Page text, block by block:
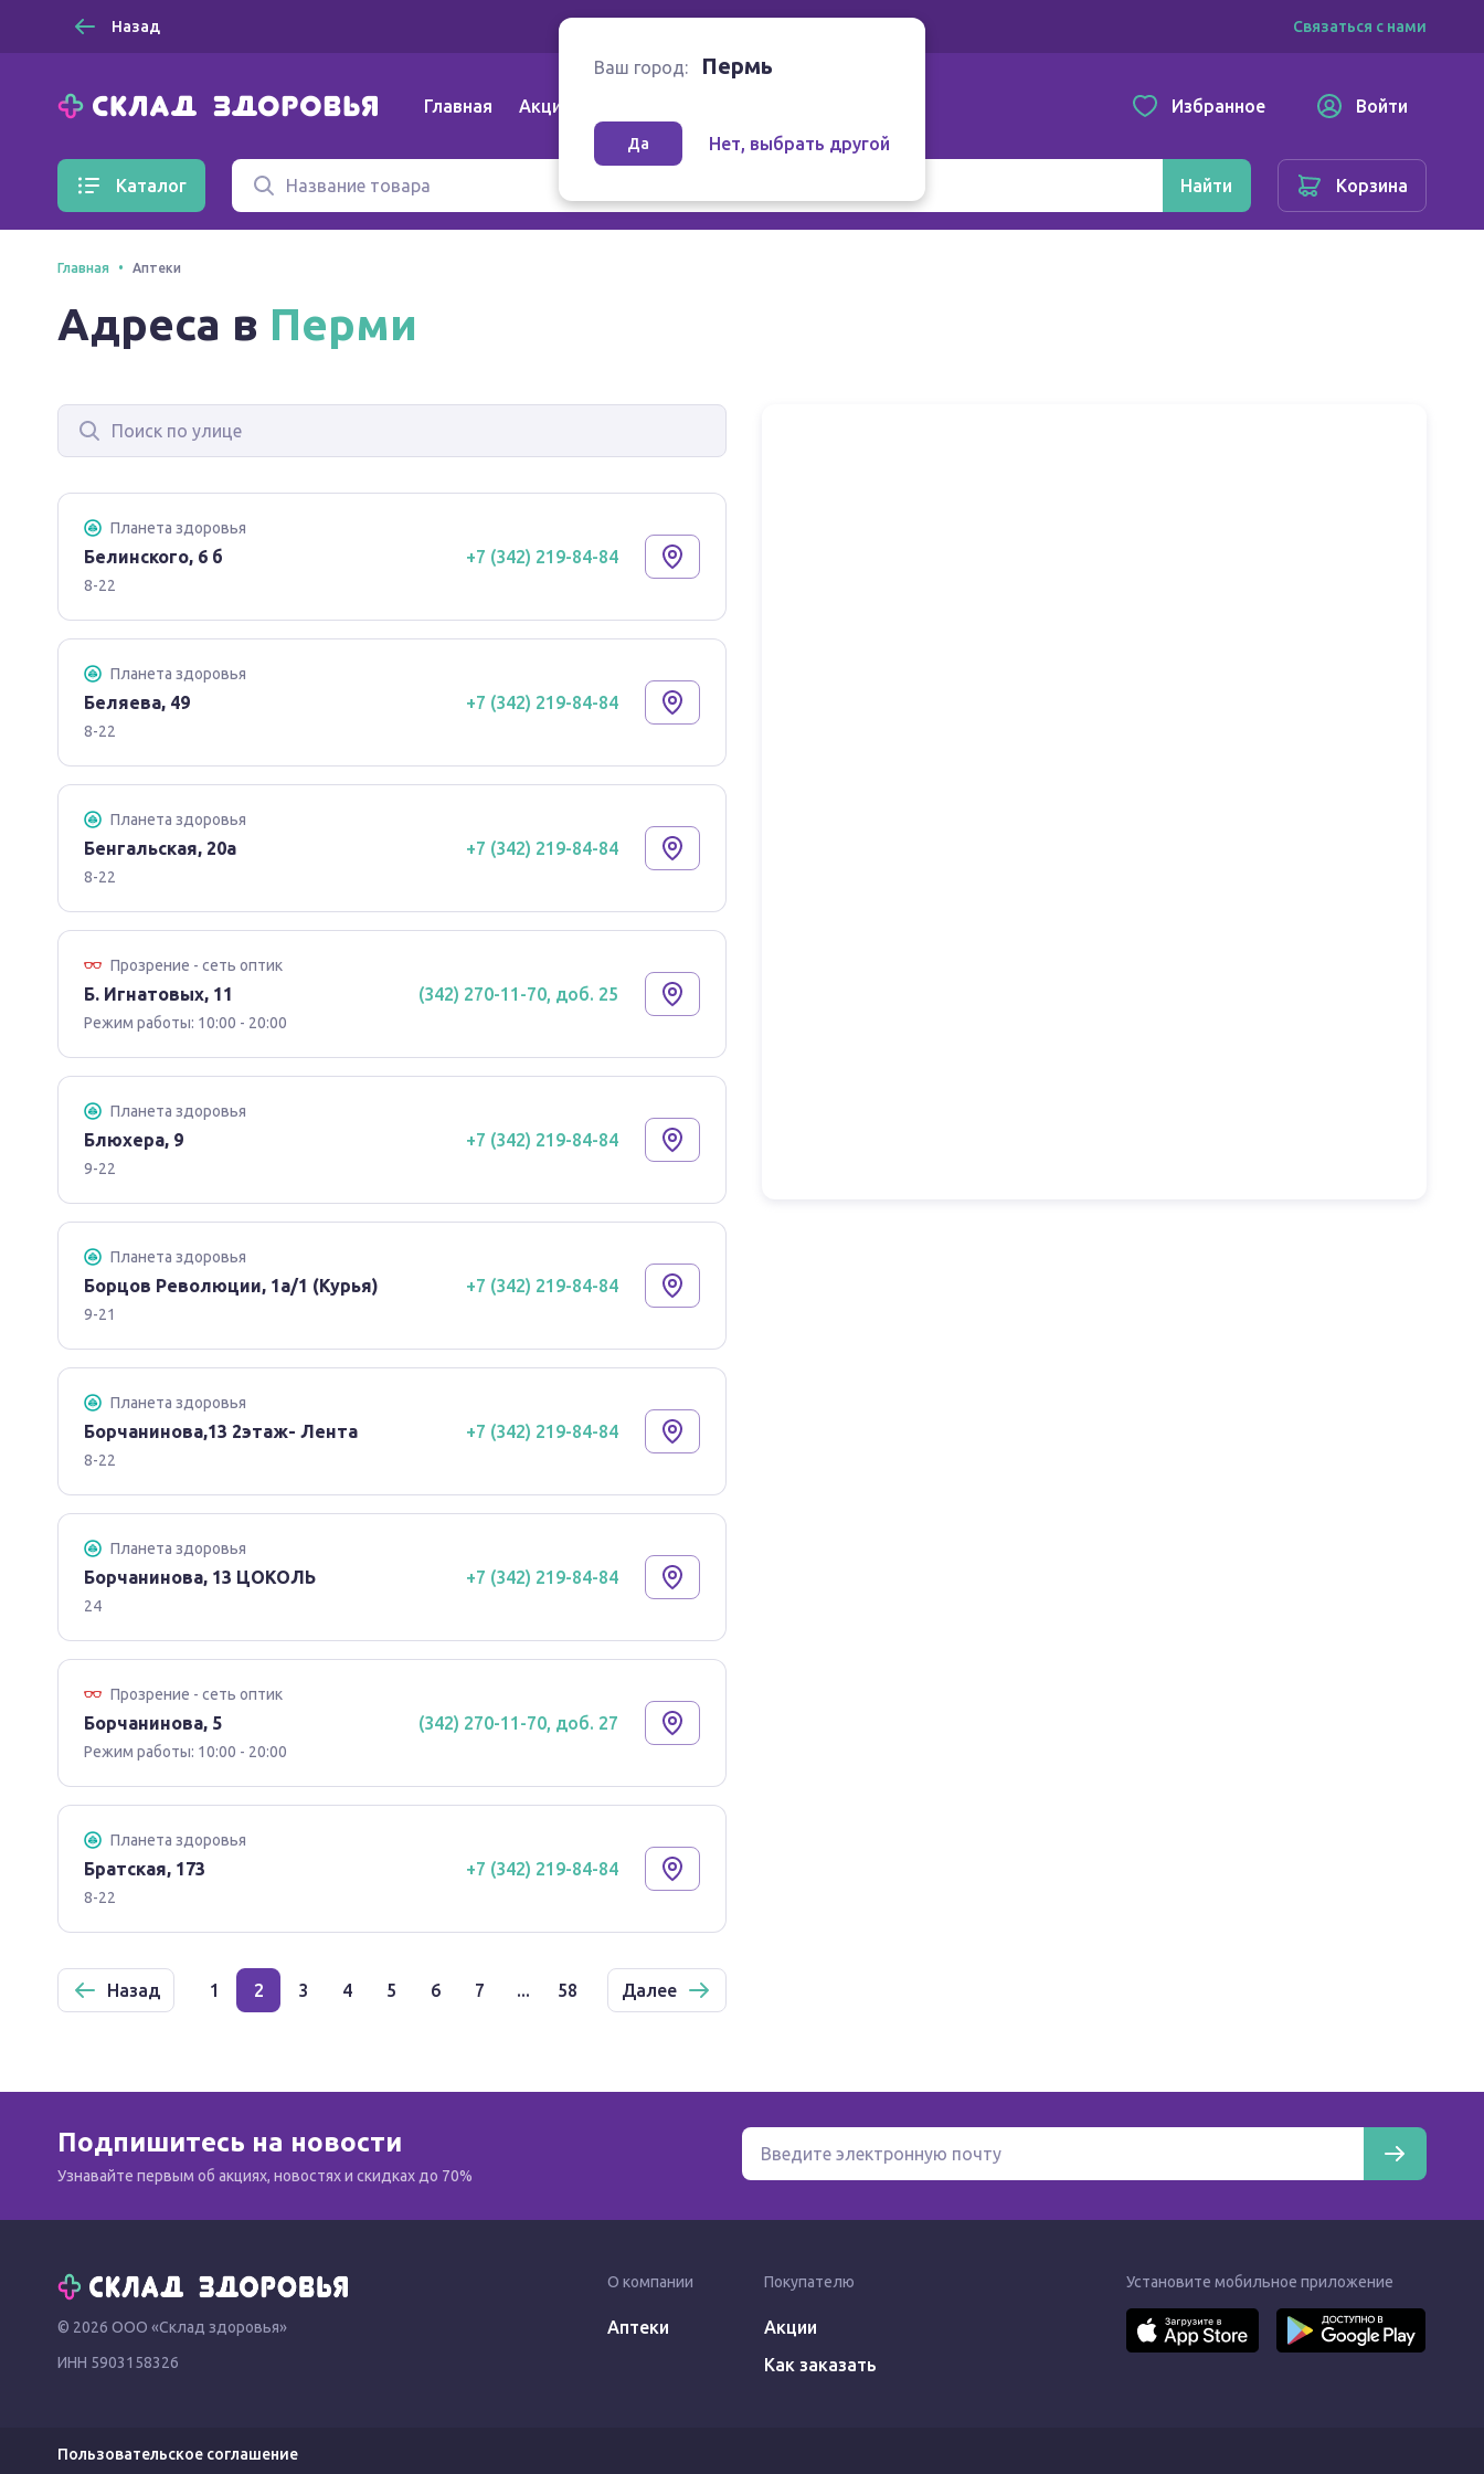
Назад Связаться с нами
Главная Акции Избранное Войти
Каталог Найти Корзина
Ваш город: Пермь
Да Нет, выбрать другой
Главная Аптеки
Адреса в Перми
Планета здоровья
Белинского, 6 б
8-22
+7 (342) 219-84-84
Планета здоровья
Беляева, 49
8-22
+7 (342) 219-84-84
Планета здоровья
Бенгальская, 20а
8-22
+7 (342) 219-84-84
Прозрение - сеть оптик
Б. Игнатовых, 11
Режим работы: 10:00 - 20:00
(342) 270-11-70, доб. 25
Планета здоровья
Блюхера, 9
9-22
+7 (342) 219-84-84
Планета здоровья
Борцов Революции, 1а/1 (Курья)
9-21
+7 (342) 219-84-84
Планета здоровья
Борчанинова,13 2этаж- Лента
8-22
+7 (342) 219-84-84
Планета здоровья
Борчанинова, 13 ЦОКОЛЬ
24
+7 (342) 219-84-84
Прозрение - сеть оптик
Борчанинова, 5
Режим работы: 10:00 - 20:00
(342) 270-11-70, доб. 27
Планета здоровья
Братская, 173
8-22
+7 (342) 219-84-84
Назад 1 2 3 4 5 6 7 ... 58 Далее
Подпишитесь на новости
Узнавайте первым об акциях, новостях и скидках до 70%
© 2026 ООО «Склад здоровья»
ИНН 5903158326
О компании
Аптеки
Покупателю
Акции
Как заказать
Установите мобильное приложение
Пользовательское соглашение